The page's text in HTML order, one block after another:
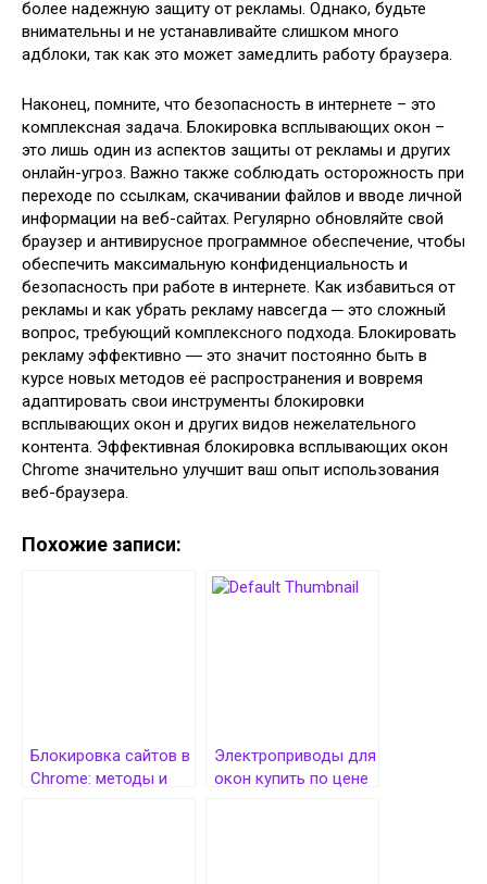
более надежную защиту от рекламы. Однако, будьте
внимательны и не устанавливайте слишком много
адблоки, так как это может замедлить работу браузера.
Наконец, помните, что безопасность в интернете – это
комплексная задача. Блокировка всплывающих окон –
это лишь один из аспектов защиты от рекламы и других
онлайн-угроз. Важно также соблюдать осторожность при
переходе по ссылкам, скачивании файлов и вводе личной
информации на веб-сайтах. Регулярно обновляйте свой
браузер и антивирусное программное обеспечение, чтобы
обеспечить максимальную конфиденциальность и
безопасность при работе в интернете. Как избавиться от
рекламы и как убрать рекламу навсегда ─ это сложный
вопрос, требующий комплексного подхода. Блокировать
рекламу эффективно ― это значит постоянно быть в
курсе новых методов её распространения и вовремя
адаптировать свои инструменты блокировки
всплывающих окон и других видов нежелательного
контента. Эффективная блокировка всплывающих окон
Chrome значительно улучшит ваш опыт использования
веб-браузера.
Похожие записи:
Блокировка сайтов в
Chrome: методы и
Электроприводы для
окон купить по цене